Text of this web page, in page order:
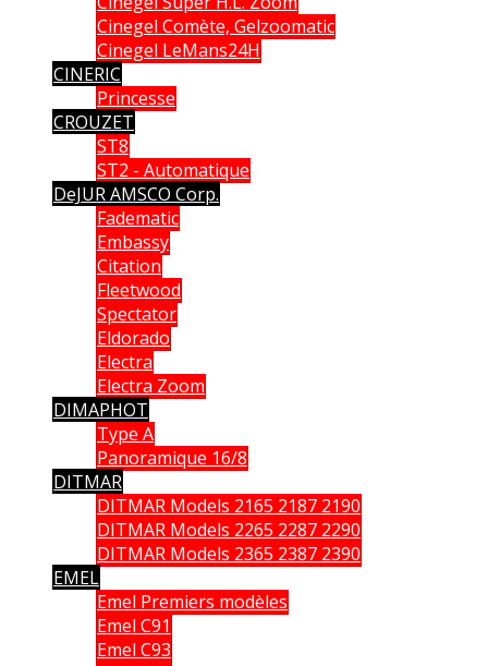
Cinegel Comète, Gelzoomatic
Cinegel LeMans24H
CINERIC
Princesse
CROUZET
ST8
ST2 - Automatique
DeJUR AMSCO Corp.
Fadematic
Embassy
Citation
Fleetwood
Spectator
Eldorado
Electra
Electra Zoom
DIMAPHOT
Type A
Panoramique 16/8
DITMAR
DITMAR Models 2165 2187 2190
DITMAR Models 2265 2287 2290
DITMAR Models 2365 2387 2390
EMEL
Emel Premiers modèles
Emel C91
Emel C93